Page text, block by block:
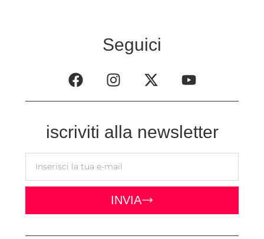
Seguici
iscriviti alla newsletter
INVIA